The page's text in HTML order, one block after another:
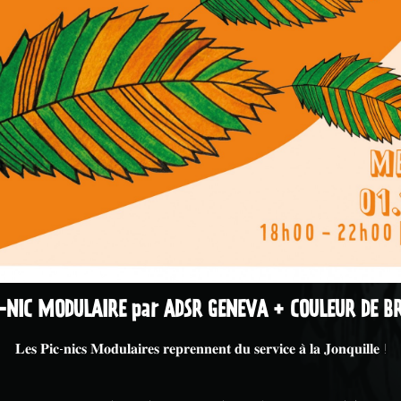
MODULAIRE par ADSR GENEVA + COULEUR DE
𝐋𝐞𝐬 𝐏𝐢𝐜-𝐧𝐢𝐜𝐬 𝐌𝐨𝐝𝐮𝐥𝐚𝐢𝐫𝐞𝐬 𝐫𝐞𝐩𝐫𝐞𝐧𝐧𝐞𝐧𝐭 𝐝𝐮 𝐬𝐞𝐫𝐯𝐢𝐜𝐞 𝐚̀ 𝐥𝐚 𝐉𝐨𝐧𝐪𝐮𝐢𝐥𝐥𝐞 !